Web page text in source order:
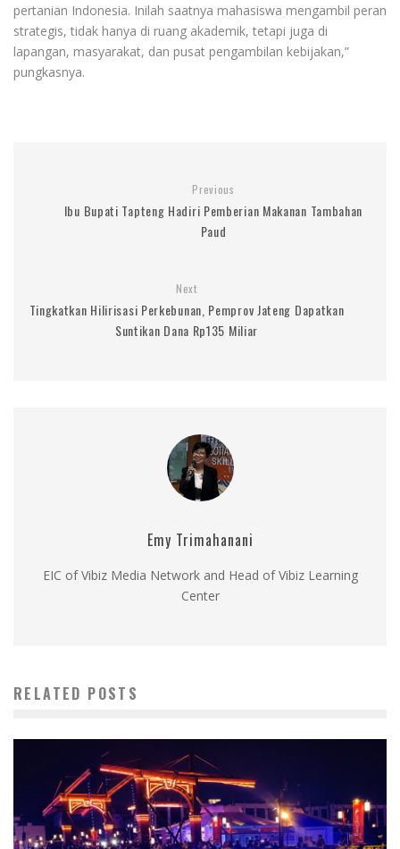
pertanian Indonesia. Inilah saatnya mahasiswa mengambil peran
strategis, tidak hanya di ruang akademik, tetapi juga di
lapangan, masyarakat, dan pusat pengambilan kebijakan,”
pungkasnya.
Previous
Ibu Bupati Tapteng Hadiri Pemberian Makanan Tambahan
Paud
Next
Tingkatkan Hilirisasi Perkebunan, Pemprov Jateng Dapatkan
Suntikan Dana Rp135 Miliar
Emy Trimahanani
EIC of Vibiz Media Network and Head of Vibiz Learning
Center
RELATED POSTS